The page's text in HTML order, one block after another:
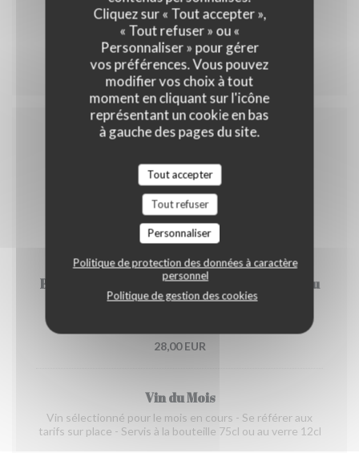
Cliquez sur « Tout accepter »,
« Tout refuser » ou «
Personnaliser » pour gérer
vos préférences. Vous pouvez
modifier vos choix à tout
moment en cliquant sur l'icône
représentant un cookie en bas
à gauche des pages du site.
Tout accepter
Tout refuser
Personnaliser
Politique de protection des données à caractère
personnel
Politique de gestion des cookies
Dessert
Une part de charlotte ou glace .
Boissons
Bouteille de Menetou-Salon Blanc, Rouge ou
Rosé
28,00 EUR
Vin du Mois
Vin sélectionné pour le mois en cours - Se référer aux
tarifs sur place - Servis à la bouteille 75cl ou au verre 12cl